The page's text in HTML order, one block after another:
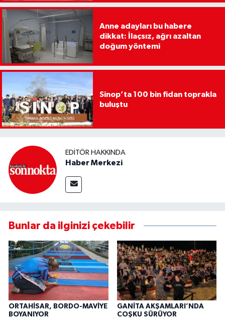
Anne adayları bu habere
dikkat: İlaçsız, ağrı azaltan
doğum yöntemi
Sinop’ta 100 bin fidan toprakla
buluştu
EDITÖR HAKKINDA
Haber Merkezi
Bunlar da ilginizi çekebilir
ORTAHİSAR, BORDO-MAVİYE
BOYANIYOR
GANİTA AKŞAMLARI’NDA
COŞKU SÜRÜYOR